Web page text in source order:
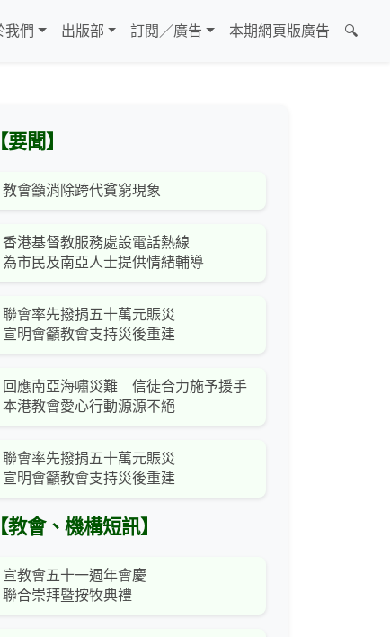
我們 出版部 訂閱／廣告 本期網頁版廣告 🔍
【要聞】
教會籲消除跨代貧窮現象
香港基督教服務處設電話熱線
為市民及南亞人士提供情緒輔導
聯會率先撥捐五十萬元賑災
宣明會籲教會支持災後重建
回應南亞海嘯災難 信徒合力施予援手
本港教會愛心行動源源不絕
聯會率先撥捐五十萬元賑災
宣明會籲教會支持災後重建
【教會、機構短訊】
宣教會五十一週年會慶
聯合崇拜暨按牧典禮